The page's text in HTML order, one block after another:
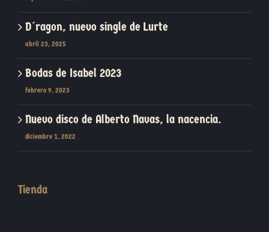
D´ragon, nuevo single de Lurte
abril 23, 2025
Bodas de Isabel 2023
febrero 9, 2023
Nuevo disco de Alberto Navas, la nacencia.
diciembre 1, 2022
Tienda